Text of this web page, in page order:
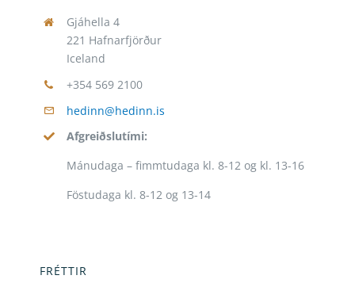
Gjáhella 4
221 Hafnarfjörður
Iceland
+354 569 2100
hedinn@hedinn.is
Afgreiðslutími:
Mánudaga – fimmtudaga kl. 8-12 og kl. 13-16
Föstudaga kl. 8-12 og 13-14
FRÉTTIR